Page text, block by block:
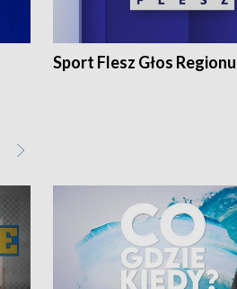
Sport Flesz Głos Regionu